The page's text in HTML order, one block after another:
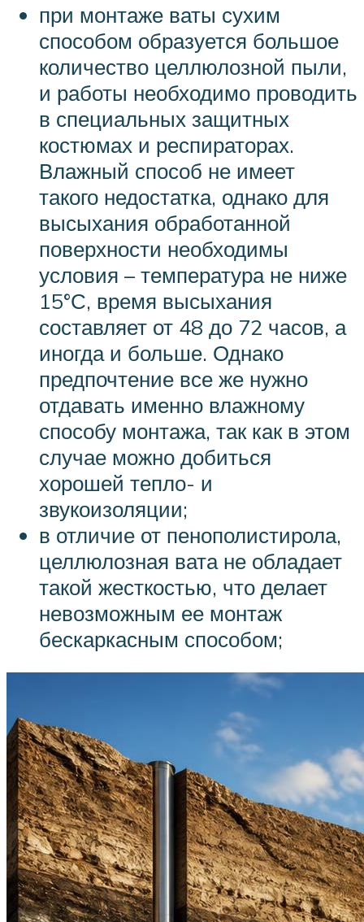
при монтаже ваты сухим
способом образуется большое
количество целлюлозной пыли,
и работы необходимо проводить
в специальных защитных
костюмах и респираторах.
Влажный способ не имеет
такого недостатка, однако для
высыхания обработанной
поверхности необходимы
условия – температура не ниже
15°С, время высыхания
составляет от 48 до 72 часов, а
иногда и больше. Однако
предпочтение все же нужно
отдавать именно влажному
способу монтажа, так как в этом
случае можно добиться
хорошей тепло- и
звукоизоляции;
в отличие от пенополистирола,
целлюлозная вата не обладает
такой жесткостью, что делает
невозможным ее монтаж
бескаркасным способом;